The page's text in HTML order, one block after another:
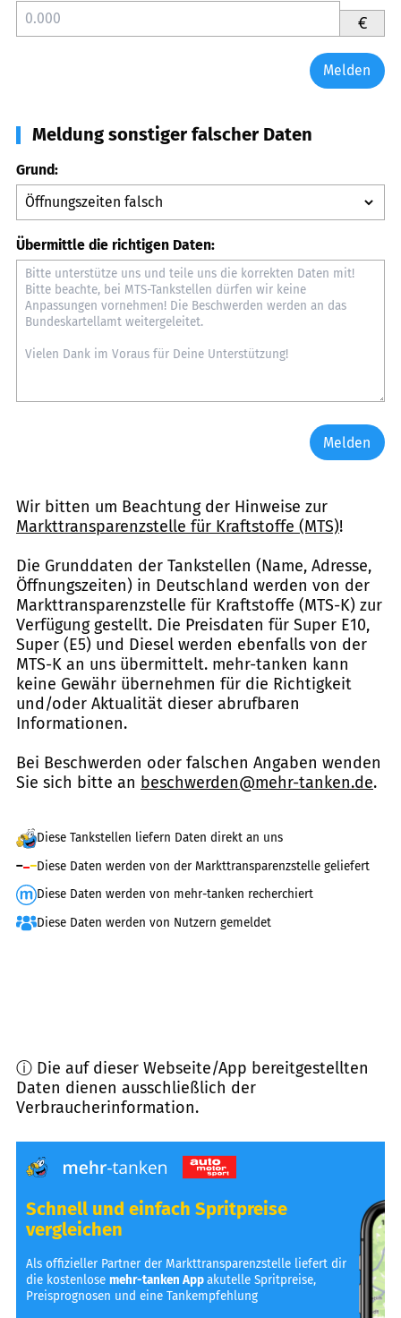
€
Melden
Meldung sonstiger falscher Daten
Grund:
Übermittle die richtigen Daten:
Melden
Wir bitten um Beachtung der Hinweise zur
Markttransparenzstelle für Kraftstoffe (MTS)!
Die Grunddaten der Tankstellen (Name, Adresse,
Öffnungszeiten) in Deutschland werden von der
Markttransparenzstelle für Kraftstoffe (MTS-K) zur
Verfügung gestellt. Die Preisdaten für Super E10,
Super (E5) und Diesel werden ebenfalls von der
MTS-K an uns übermittelt. mehr-tanken kann
keine Gewähr übernehmen für die Richtigkeit
und/oder Aktualität dieser abrufbaren
Informationen.
Bei Beschwerden oder falschen Angaben wenden
Sie sich bitte an beschwerden@mehr-tanken.de.
Diese Tankstellen liefern Daten direkt an uns
Diese Daten werden von der Markttransparenzstelle geliefert
Diese Daten werden von mehr-tanken recherchiert
Diese Daten werden von Nutzern gemeldet
ⓘ Die auf dieser Webseite/App bereitgestellten
Daten dienen ausschließlich der
Verbraucherinformation.
Schnell und einfach Spritpreise
vergleichen
Als offizieller Partner der Markttransparenzstelle liefert dir
die kostenlosemehr-tanken Appakutelle Spritpreise,
Preisprognosen und eine Tankempfehlung